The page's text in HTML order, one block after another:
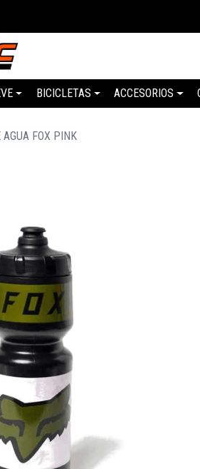
BICICLETAS ACCESORIOS
AGUA FOX PINK